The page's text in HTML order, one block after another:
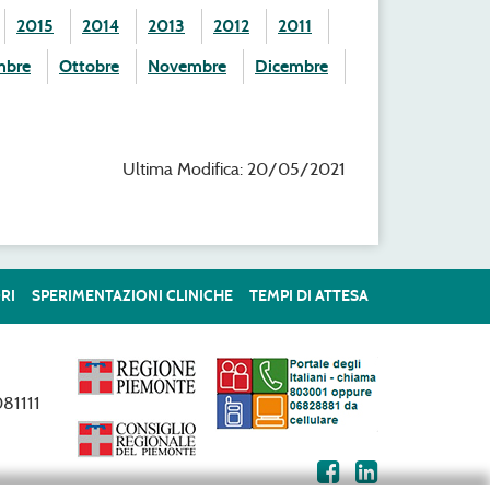
2015 2014 2013 2012
2011
Ottobre Novembre Dicembre
Ultima Modifica: 20/05/2021
SPERIMENTAZIONI CLINICHE TEMPI DI ATTESA